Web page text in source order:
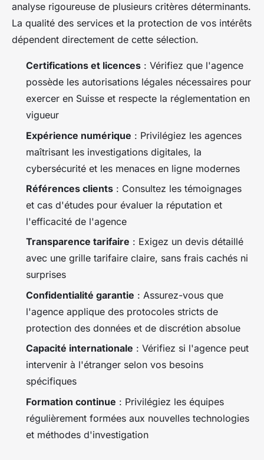
analyse rigoureuse de plusieurs critères déterminants.
La qualité des services et la protection de vos intérêts
dépendent directement de cette sélection.
Certifications et licences : Vérifiez que l'agence
possède les autorisations légales nécessaires pour
exercer en Suisse et respecte la réglementation en
vigueur
Expérience numérique : Privilégiez les agences
maîtrisant les investigations digitales, la
cybersécurité et les menaces en ligne modernes
Références clients : Consultez les témoignages
et cas d'études pour évaluer la réputation et
l'efficacité de l'agence
Transparence tarifaire : Exigez un devis détaillé
avec une grille tarifaire claire, sans frais cachés ni
surprises
Confidentialité garantie : Assurez-vous que
l'agence applique des protocoles stricts de
protection des données et de discrétion absolue
Capacité internationale : Vérifiez si l'agence peut
intervenir à l'étranger selon vos besoins
spécifiques
Formation continue : Privilégiez les équipes
régulièrement formées aux nouvelles technologies
et méthodes d'investigation